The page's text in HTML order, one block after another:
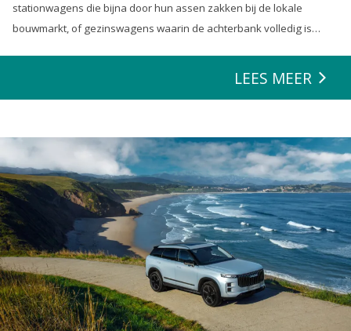
stationwagens die bijna door hun assen zakken bij de lokale
bouwmarkt, of gezinswagens waarin de achterbank volledig is
zeulen. We houden van onze auto’s en we verwachten dat ze alles
LEES MEER